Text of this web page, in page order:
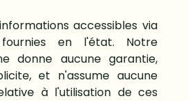
accessibles via
en l'état. Notre
donne aucune garantie,
et n'assume aucune
à l'utilisation de ces